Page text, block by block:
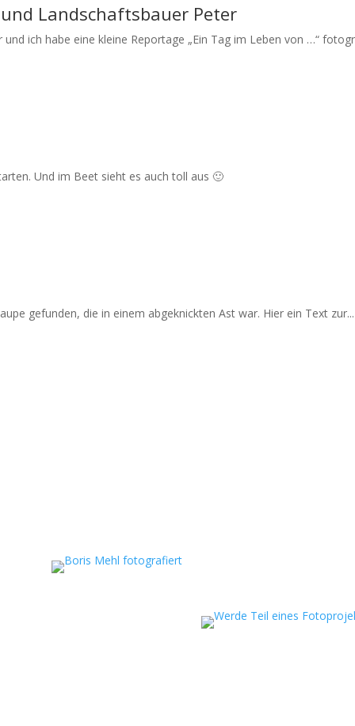
Landschaftsbauer Peter
ich habe eine kleine Reportage „Ein Tag im Leben von …“
Und im Beet sieht es auch toll aus 🙂
gefunden, die in einem abgeknickten Ast war. Hier ein Text zur...